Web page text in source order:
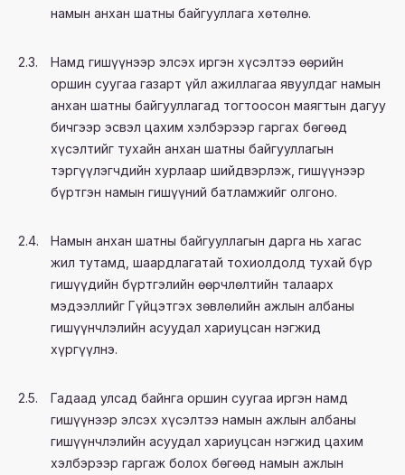
намын анхан шатны байгууллага хөтөлнө.
2.3.
Намд гишүүнээр элсэх иргэн хүсэлтээ өөрийн
оршин суугаа газарт үйл ажиллагаа явуулдаг намын
анхан шатны байгууллагад тогтоосон маягтын дагуу
бичгээр эсвэл цахим хэлбэрээр гаргах бөгөөд
хүсэлтийг тухайн анхан шатны байгууллагын
тэргүүлэгчдийн хурлаар шийдвэрлэж, гишүүнээр
бүртгэн намын гишүүний батламжийг олгоно.
2.4.
Намын анхан шатны байгууллагын дарга нь хагас
жил тутамд, шаардлагатай тохиолдолд тухай бүр
гишүүдийн бүртгэлийн өөрчлөлтийн талаарх
мэдээллийг Гүйцэтгэх зөвлөлийн ажлын албаны
гишүүнчлэлийн асуудал хариуцсан нэгжид
хүргүүлнэ.
2.5.
Гадаад улсад байнга оршин суугаа иргэн намд
гишүүнээр элсэх хүсэлтээ намын ажлын албаны
гишүүнчлэлийн асуудал хариуцсан нэгжид цахим
хэлбэрээр гаргаж болох бөгөөд намын ажлын